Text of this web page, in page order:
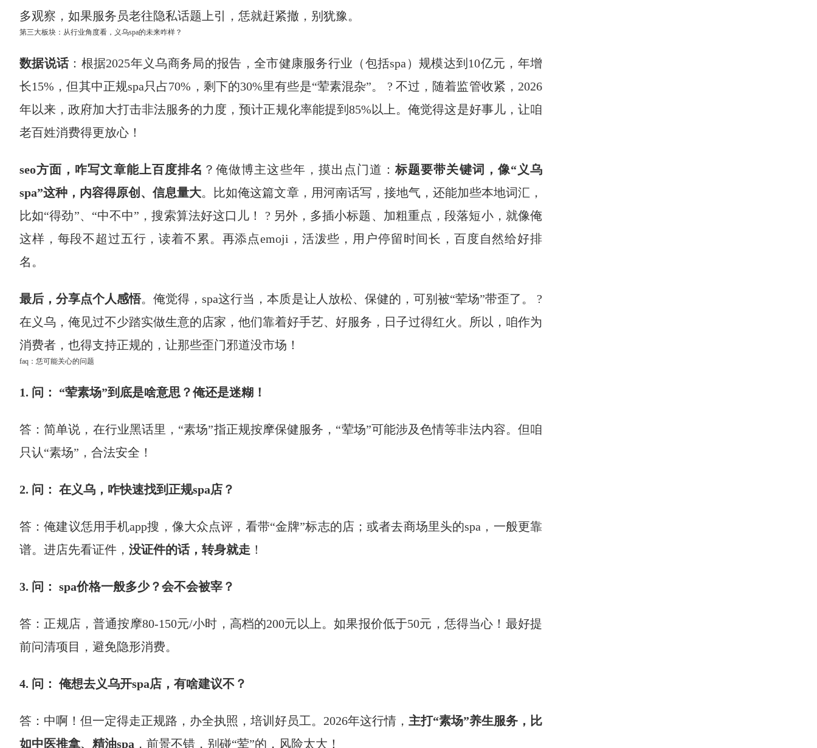
多观察，如果服务员老往隐私话题上引，恁就赶紧撤，别犹豫。
第三大板块：从行业角度看，义乌spa的未来咋样？
数据说话：根据2025年义乌商务局的报告，全市健康服务行业（包括spa）规模达到10亿元，年增
长15%，但其中正规spa只占70%，剩下的30%里有些是“荤素混杂”。 ? 不过，随着监管收紧，2026
年以来，政府加大打击非法服务的力度，预计正规化率能提到85%以上。俺觉得这是好事儿，让咱
老百姓消费得更放心！
seo方面，咋写文章能上百度排名 ？俺做博主这些年，摸出点门道：标题要带关键词，像“义乌
spa”这种，内容得原创、信息量大。比如俺这篇文章，用河南话写，接地气，还能加些本地词汇，
比如“得劲”、“中不中”，搜索算法好这口儿！ ? 另外，多插小标题、加粗重点，段落短小，就像俺
这样，每段不超过五行，读着不累。再添点emoji，活泼些，用户停留时间长，百度自然给好排
名。
最后，分享点个人感悟。俺觉得，spa这行当，本质是让人放松、保健的，可别被“荤场”带歪了。 ?
在义乌，俺见过不少踏实做生意的店家，他们靠着好手艺、好服务，日子过得红火。所以，咱作为
消费者，也得支持正规的，让那些歪门邪道没市场！
faq：恁可能关心的问题
1. 问： “荤素场”到底是啥意思？俺还是迷糊！
答：简单说，在行业黑话里，“素场”指正规按摩保健服务，“荤场”可能涉及色情等非法内容。但咱
只认“素场”，合法安全！
2. 问： 在义乌，咋快速找到正规spa店？
答：俺建议恁用手机app搜，像大众点评，看带“金牌”标志的店；或者去商场里头的spa，一般更靠
谱。进店先看证件， 没证件的话，转身就走 ！
3. 问： spa价格一般多少？会不会被宰？
答：正规店，普通按摩80-150元/小时，高档的200元以上。如果报价低于50元，恁得当心！最好提
前问清项目，避免隐形消费。
4. 问： 俺想去义乌开spa店，有啥建议不？
答：中啊！但一定得走正规路，办全执照，培训好员工。2026年这行情， 主打“素场”养生服务，比
如中医推拿、精油spa ，前景不错，别碰“荤”的，风险太大！